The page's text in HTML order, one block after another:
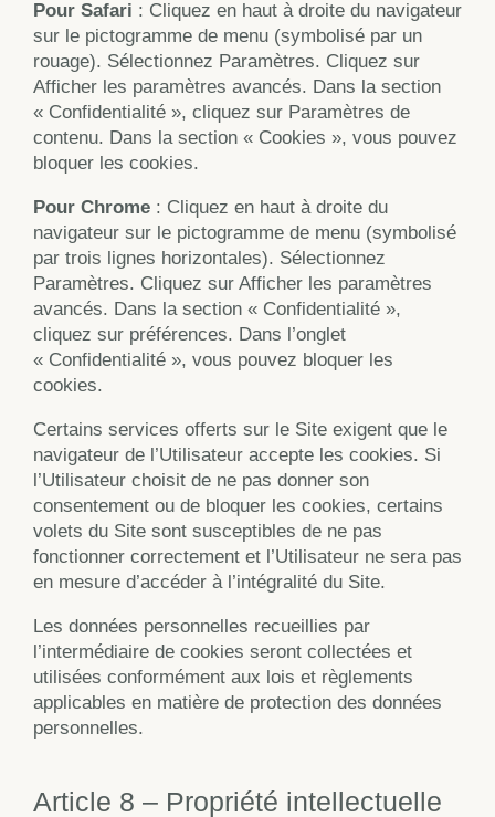
Pour Safari : Cliquez en haut à droite du navigateur
sur le pictogramme de menu (symbolisé par un
rouage). Sélectionnez Paramètres. Cliquez sur
Afficher les paramètres avancés. Dans la section
« Confidentialité », cliquez sur Paramètres de
contenu. Dans la section « Cookies », vous pouvez
bloquer les cookies.
Pour Chrome : Cliquez en haut à droite du
navigateur sur le pictogramme de menu (symbolisé
par trois lignes horizontales). Sélectionnez
Paramètres. Cliquez sur Afficher les paramètres
avancés. Dans la section « Confidentialité »,
cliquez sur préférences. Dans l’onglet
« Confidentialité », vous pouvez bloquer les
cookies.
Certains services offerts sur le Site exigent que le
navigateur de l’Utilisateur accepte les cookies. Si
l’Utilisateur choisit de ne pas donner son
consentement ou de bloquer les cookies, certains
volets du Site sont susceptibles de ne pas
fonctionner correctement et l’Utilisateur ne sera pas
en mesure d’accéder à l’intégralité du Site.
Les données personnelles recueillies par
l’intermédiaire de cookies seront collectées et
utilisées conformément aux lois et règlements
applicables en matière de protection des données
personnelles.
Article 8 – Propriété intellectuelle